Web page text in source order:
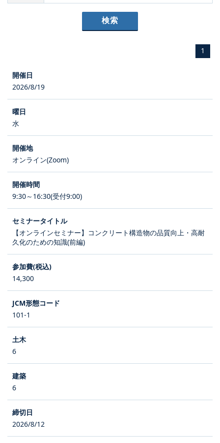
1
2026/8/19
水
オンライン(Zoom)
9:30～16:30(受付9:00)
【オンラインセミナー】コンクリート構造物の品質向上・高耐
久化のための知識(前編)
14,300
101-1
6
6
2026/8/12